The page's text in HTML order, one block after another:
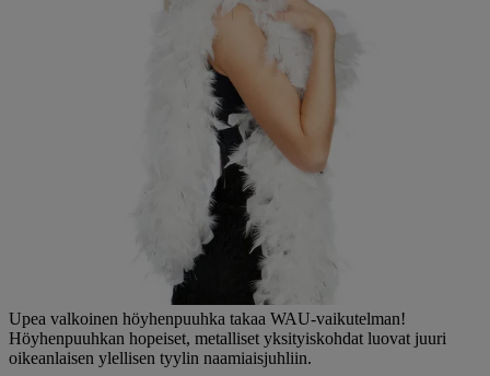
Upea valkoinen höyhenpuuhka takaa WAU-vaikutelman!
Höyhenpuuhkan hopeiset, metalliset yksityiskohdat luovat juuri
oikeanlaisen ylellisen tyylin naamiaisjuhliin.